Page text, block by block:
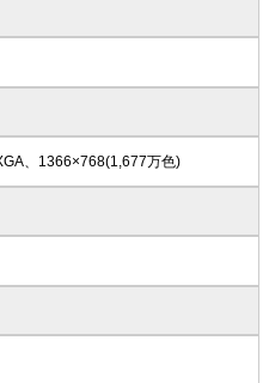
、1366×768(1,677万色)